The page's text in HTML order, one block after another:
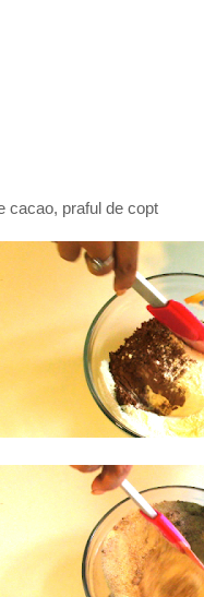
cacao, praful de copt